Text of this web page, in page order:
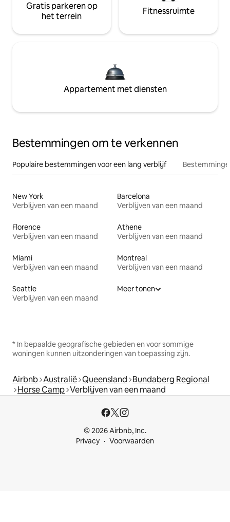
Gratis parkeren op
het terrein
Fitnessruimte
Appartement met diensten
Bestemmingen om te verkennen
Populaire bestemmingen voor een lang verblijf
New York
Verblijven van een maand
Barcelona
Verblijven van een maand
Florence
Verblijven van een maand
Athene
Verblijven van een maand
Miami
Verblijven van een maand
Montreal
Verblijven van een maand
Seattle
Verblijven van een maand
Meer tonen
* In bepaalde geografische gebieden en voor sommige
woningen kunnen uitzonderingen van toepassing zijn.
Airbnb Australië Queensland Bundaberg Regional
Horse Camp Verblijven van een maand
© 2026 Airbnb, Inc.
Privacy
Voorwaarden